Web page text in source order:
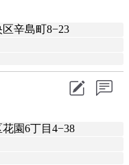
辛島町8−23
園6丁目4−38